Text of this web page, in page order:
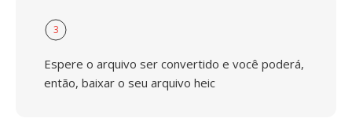
3
Espere o arquivo ser convertido e você poderá,
então, baixar o seu arquivo heic